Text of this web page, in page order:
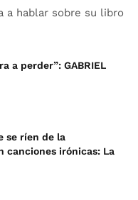
a hablar sobre su libro
a perder”: GABRIEL
se ríen de la
canciones irónicas: La